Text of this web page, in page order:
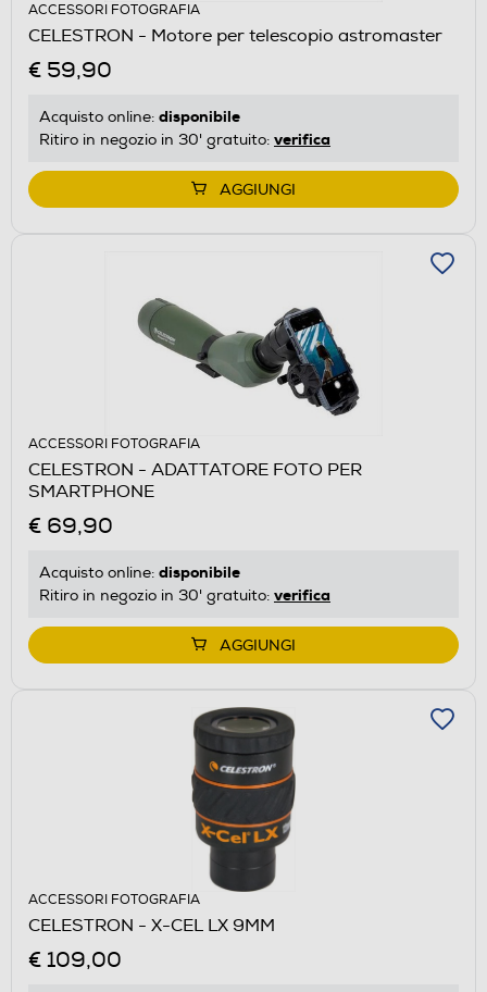
ACCESSORI FOTOGRAFIA
CELESTRON - Motore per telescopio astromaster
€ 59,90
Acquisto online: disponibile
Ritiro in negozio in 30' gratuito: verifica
AGGIUNGI
ACCESSORI FOTOGRAFIA
CELESTRON - ADATTATORE FOTO PER
SMARTPHONE
€ 69,90
Acquisto online: disponibile
Ritiro in negozio in 30' gratuito: verifica
AGGIUNGI
ACCESSORI FOTOGRAFIA
CELESTRON - X-CEL LX 9MM
€ 109,00